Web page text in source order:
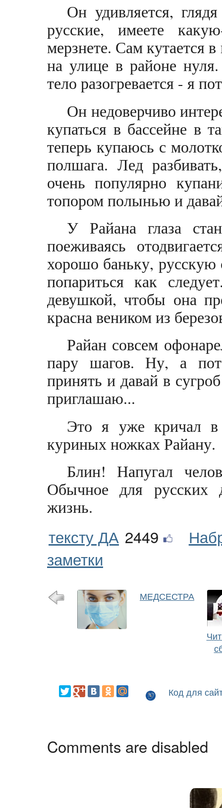
Он удивляется,
русские, имеете
мерзнете. Сам кутается
на улице в районе
тело разогревается - я
Он недоверчиво
купаться в бассейне в
теперь купаюсь с
полшага. Лед
очень популярно
топором полынью и
У Райана глаза
поеживаясь
хорошо баньку, русскую
попариться как
девушкой, чтобы она
красна веником из
Райан совсем
пару шагов. Ну, а
принять и давай в
приглашаю...
Это я уже кричал
куриных ножках Райану.
Блин! Напугал
Обычное для русских
жизнь.
тексту ДА 2449
заметки
МЕДСЕСТРА
Код для
Comments are disabled